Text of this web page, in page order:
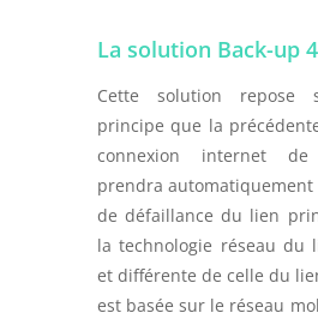
La solution Back-up
Cette solution repose
principe que la
connexion internet
prendra automatiquement
de défaillance du lien
la technologie réseau du
et différente de celle du
est basée sur le réseau